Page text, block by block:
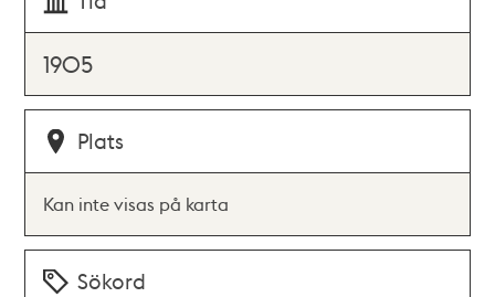
1905
Plats
Kan inte visas på karta
Sökord